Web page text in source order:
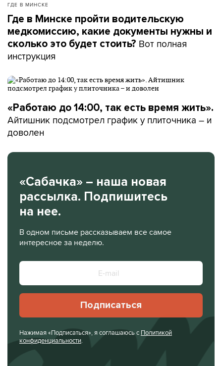
ГДЕ В МИНСКЕ
Где в Минске пройти водительскую
медкомиссию, какие документы нужны и
сколько это будет стоить? Вот полная
инструкция
«Работаю до 14:00, так есть время жить».
Айтишник подсмотрел график у плиточника – и
доволен
«Сабачка» – наша новая
рассылка. Подпишитесь
на нее.
В одном письме рассказываем все самое
интересное за неделю.
Подписаться
Нажимая «Подписаться», я соглашаюсь с Политикой
конфиденциальности.